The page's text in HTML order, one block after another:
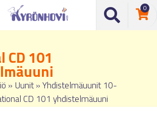
0
CD 101
» Uunit»Yhdistelmäuunit 10-
CD 101 yhdistelmäuuni